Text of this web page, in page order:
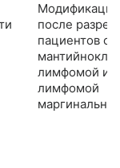
после
пациентов с
лимфомой
лимфомой